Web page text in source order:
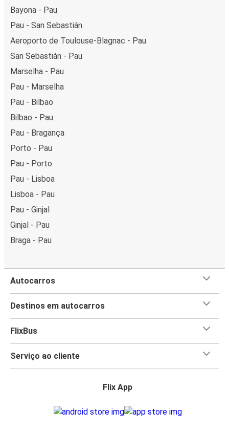
Bayona - Pau
Pau - San Sebastián
Aeroporto de Toulouse-Blagnac - Pau
San Sebastián - Pau
Marselha - Pau
Pau - Marselha
Pau - Bilbao
Bilbao - Pau
Pau - Bragança
Porto - Pau
Pau - Porto
Pau - Lisboa
Lisboa - Pau
Pau - Ginjal
Ginjal - Pau
Braga - Pau
Autocarros
Destinos em autocarros
FlixBus
Serviço ao cliente
Flix App